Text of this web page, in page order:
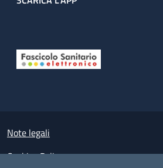
Small prints
Note legali
Cookies Policy